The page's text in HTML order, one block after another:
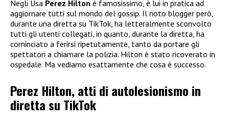
Negli Usa Perez Hilton è famosissimo, è lui in pratica ad
aggiornare tutti sul mondo del gossip. Il noto blogger però,
durante una diretta su TikTok, ha letteralmente sconvolto
tutti gli utenti collegati, in quanto, durante la diretta, ha
cominciato a ferirsi ripetutamente, tanto da portare gli
spettatori a chiamare la polizia. Hilton è stato ricoverato in
ospedale. Ma vediamo esattamente che cosa è successo.
Perez Hilton, atti di autolesionismo in
diretta su TikTok